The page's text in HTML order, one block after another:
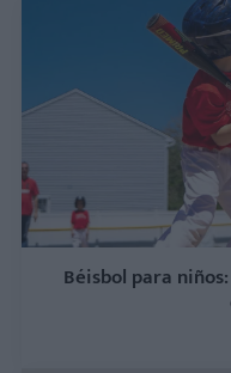
Béisbol para